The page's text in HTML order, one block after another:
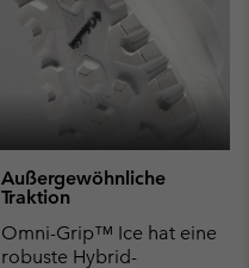
Außergewöhnliche
Traktion
Omni-Grip™ Ice hat eine
robuste Hybrid-